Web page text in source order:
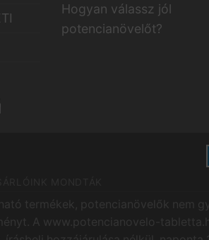
Hogyan válassz jól
potencianövelőt?
termékek, potencianövelők nem
A www.potencianovelo-